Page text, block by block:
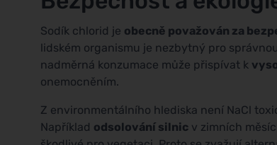
Sodík chlorid je obecně považován za
lidském organismu je nezbytný pro
nadměrná konzumace může přispívat k
onemocněním.
Z environmentálního hlediska není NaCl
Například odsolování silnic v zimních